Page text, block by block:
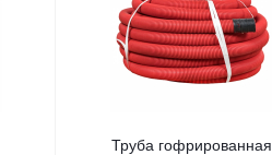
Труба гофрированная